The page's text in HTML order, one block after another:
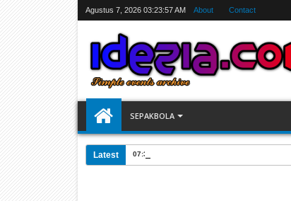
Agustus 7, 2026 03:23:58 AM About Contact
SEPAKBOLA
Latest 07:31 AM